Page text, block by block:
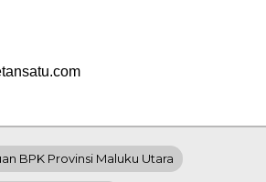
BPK Provinsi Maluku Utara